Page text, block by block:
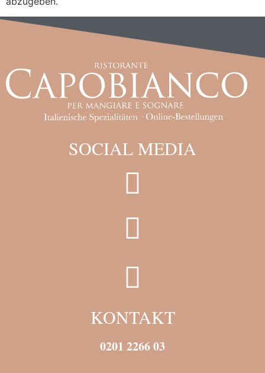
SOCIAL MEDIA
KONTAKT
0201 2266 03